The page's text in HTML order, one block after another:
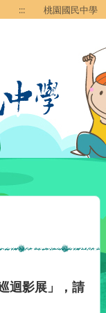
::: 桃園國民中學
迴影展」，請